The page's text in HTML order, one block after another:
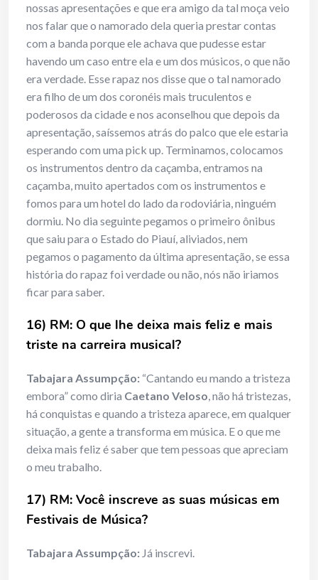
nossas apresentações e que era amigo da tal moça veio
nos falar que o namorado dela queria prestar contas
com a banda porque ele achava que pudesse estar
havendo um caso entre ela e um dos músicos, o que não
era verdade. Esse rapaz nos disse que o tal namorado
era filho de um dos coronéis mais truculentos e
poderosos da cidade e nos aconselhou que depois da
apresentação, saíssemos atrás do palco que ele estaria
esperando com uma pick up. Terminamos, colocamos
os instrumentos dentro da caçamba, entramos na
caçamba, muito apertados com os instrumentos e
fomos para um hotel do lado da rodoviária, ninguém
dormiu. No dia seguinte pegamos o primeiro ônibus
que saiu para o Estado do Piauí, aliviados, nem
pegamos o pagamento da última apresentação, se essa
história do rapaz foi verdade ou não, nós não iriamos
ficar para saber.
16) RM: O que lhe deixa mais feliz e mais
triste na carreira musical?
Tabajara Assumpção: “Cantando eu mando a tristeza
embora” como diria Caetano Veloso, não há tristezas,
há conquistas e quando a tristeza aparece, em qualquer
situação, a gente a transforma em música. E o que me
deixa mais feliz é saber que tem pessoas que apreciam
o meu trabalho.
17) RM: Você inscreve as suas músicas em
Festivais de Música?
Tabajara Assumpção: Já inscrevi.